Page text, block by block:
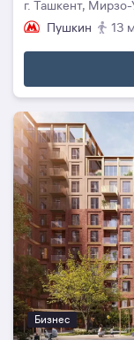
г. Ташкент,
Пушкин
13
Бизнес